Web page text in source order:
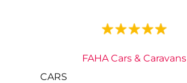
FAHA Cars & Caravans
CARS